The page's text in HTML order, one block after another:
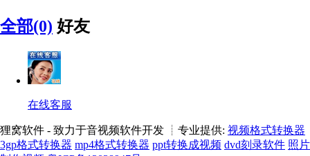
全部(0) 好友
在线客服
狸窝软件 - 致力于音视频软件开发 ┊专业提供: 视频格式转换器
3gp格式转换器 mp4格式转换器 ppt转换成视频 dvd刻录软件 照片